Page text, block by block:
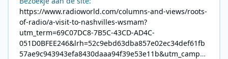
https://www.radioworld.com/columns-and-views/roots-
of-radio/a-visit-to-nashvilles-wsmam?
utm_term=69C07DC8-7B5C-43CD-AD4C-
051D0BFEE246&lrh=52c9ebd63dba857e02ec34def61fb
57ae9c943943efa8430daaa94f39e53e11b&utm_campai